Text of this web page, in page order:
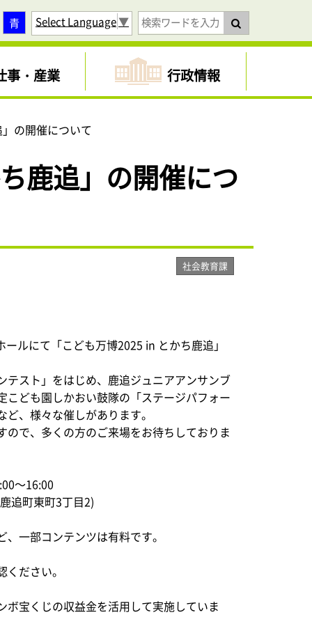
青 Select Language▼
事・産業 行政情報
の開催について
鹿追」の開催につ
社会教育課
ルにて「こども万博2025 in とかち鹿追」
テスト」をはじめ、鹿追ジュニアアンサンブ
こども園しかおい鼓隊の「ステージパフォー
、様々な催しがあります。
ので、多くの方のご来場をお待ちしておりま
～16:00
追町東町3丁目2)
一部コンテンツは有料です。
ださい。
宝くじの収益金を活用して実施していま